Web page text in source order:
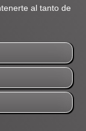
al tanto de